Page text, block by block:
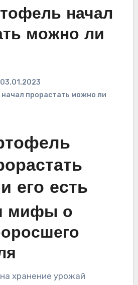
начал
можно ли
03.01.2023
прорастать можно ли
его есть
мифы о